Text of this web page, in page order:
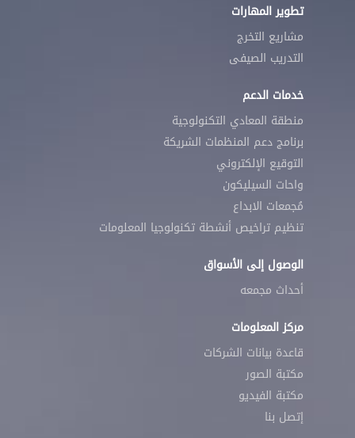
تطوير المهارات
مشاريع التخرج
التدريب الصيفى
خدمات الدعم
منطقة المعادي التكنولوجية
برنامج دعم المنظمات الشريكة
التوقيع الإلكتروني
واحات السيليكون
مُجمعات الابداع
تنظيم تراخيص أنشطة تكنولوجيا المعلومات
الوصول إلى الأسواق
أحداث مجمعه
مركز المعلومات
قاعدة بيانات الشركات
مكتبة الصور
مكتبة الفيديو
إتصل بنا